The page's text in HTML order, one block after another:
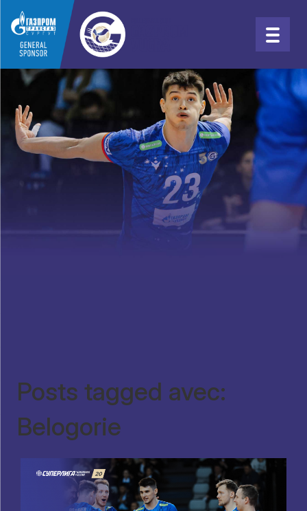
Posts tagged avec:
Belogorie